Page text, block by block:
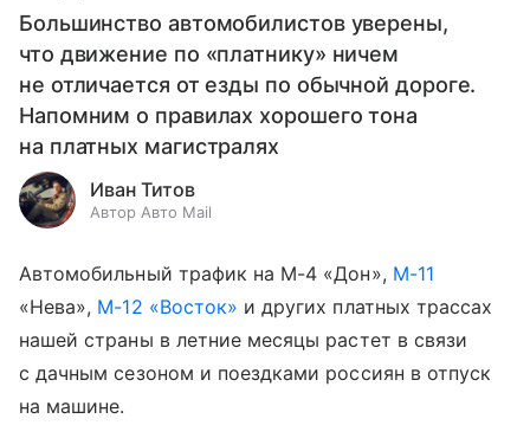
Большинство автомобилистов уверены,
что движение по «платнику» ничем
не отличается от езды по обычной дороге.
Напомним о правилах хорошего тона
на платных магистралях
Иван Титов
Автор Авто Mail
Автомобильный трафик на М-4 «Дон», М-11
«Нева», М-12 «Восток» и других платных трассах
нашей страны в летние месяцы растет в связи
с дачным сезоном и поездками россиян в отпуск
на машине.